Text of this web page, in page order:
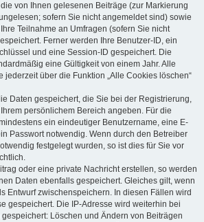
von Ihnen gelesenen Beiträge (zur Markierung
sofern Sie nicht angemeldet sind) sowie
Teilnahme an Umfragen (sofern Sie nicht
Ferner werden Ihre Benutzer-ID, ein
und eine Session-ID gespeichert. Die
eine Gültigkeit von einem Jahr. Alle
jederzeit über die Funktion „Alle Cookies löschen“
Daten gespeichert, die Sie bei der Registrierung,
persönlichem Bereich angeben. Für die
ein eindeutiger Benutzername, eine E-
Passwort notwendig. Wenn durch den Betreiber
festgelegt wurden, so ist dies für Sie vor
oder eine private Nachricht erstellen, so werden
Daten ebenfalls gespeichert. Gleiches gilt, wenn
Entwurf zwischenspeichern. In diesen Fällen wird
gespeichert. Die IP-Adresse wird weiterhin bei
Löschen und Ändern von Beiträgen